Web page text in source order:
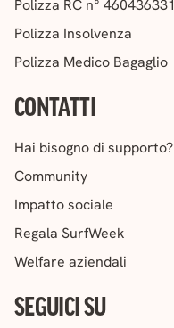
Polizza RC n° 460436331
Polizza Insolvenza
Polizza Medico Bagaglio
CONTATTI
Hai bisogno di supporto?
Community
Impatto sociale
Regala SurfWeek
Welfare aziendali
SEGUICI SU